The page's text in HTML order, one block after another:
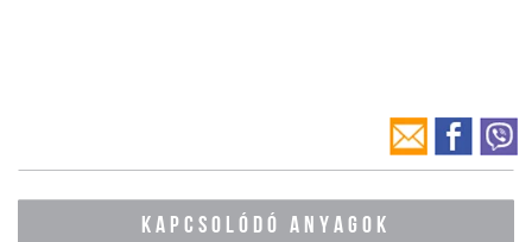
KAPCSOLÓDÓ ANYAGOK